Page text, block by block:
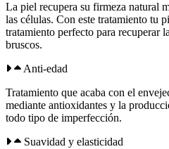
La piel recupera su firmeza natural
las células. Con este tratamiento tu
tratamiento perfecto para recuperar
bruscos.
Anti-edad
Tratamiento que acaba con el
mediante antioxidantes y la
todo tipo de imperfección.
Suavidad y elasticidad